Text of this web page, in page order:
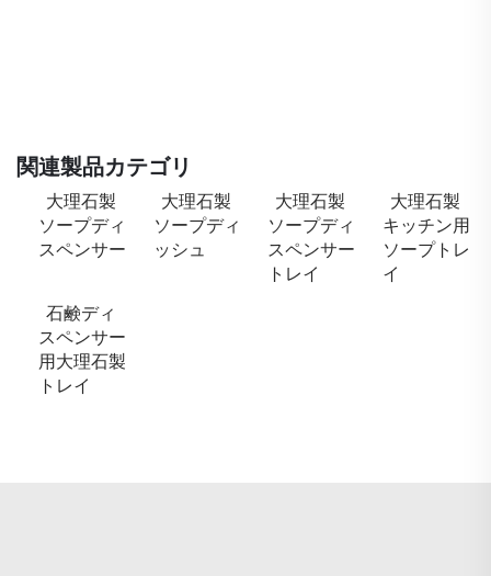
関連製品カテゴリ
大理石製
ソープディ
スペンサー
大理石製
ソープディ
ッシュ
大理石製
ソープディ
スペンサー
トレイ
大理石製
キッチン用
ソープトレ
イ
石鹸ディ
スペンサー
用大理石製
トレイ